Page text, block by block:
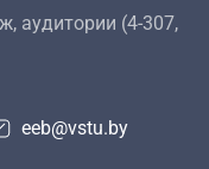
аудитории (4-307,
eeb@vstu.by